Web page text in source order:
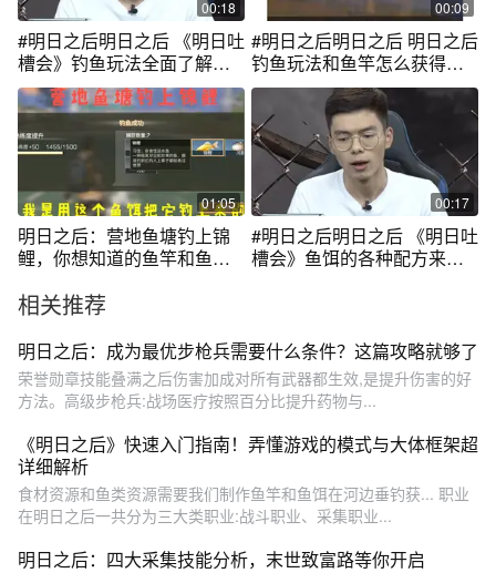
00:18
#明日之后明日之后 《明日吐
槽会》钓鱼玩法全面了解！
鱼竿和鱼饵要怎么获得呢？
@抖音游戏中心
00:09
#明日之后明日之后 明日之后
钓鱼玩法和鱼竿怎么获得的
攻略来啦，用心整理的哦，
记得给小❤❤~
01:05
明日之后：营地鱼塘钓上锦
鲤，你想知道的鱼竿和鱼饵
00:17
#明日之后明日之后 《明日吐
槽会》鱼饵的各种配方来
相关推荐
明日之后：成为最优步枪兵需要什么条件？这篇攻略就够了
荣誉勋章技能叠满之后伤害加成对所有武器都生效,是提升伤害的好
方法。高级步枪兵:战场医疗按照百分比提升药物与...
《明日之后》快速入门指南！弄懂游戏的模式与大体框架超
详细解析
食材资源和鱼类资源需要我们制作鱼竿和鱼饵在河边垂钓获... 职业
在明日之后一共分为三大类职业:战斗职业、采集职业...
明日之后：四大采集技能分析，末世致富路等你开启